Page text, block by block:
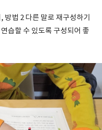
방법 2 다른 말로 재구성하기
습할 수 있도록 구성되어 좋